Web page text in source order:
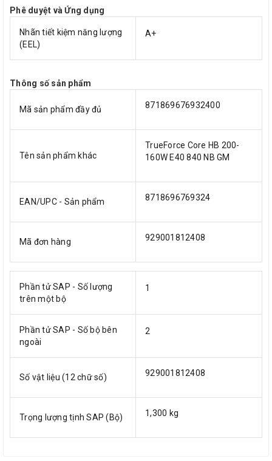
Phê duyệt và Ứng dụng
Nhãn tiết kiệm năng lượng
(EEL)
A+
Thông số sản phẩm
Mã sản phẩm đầy đủ 871869676932400
Tên sản phẩm khác
TrueForce Core HB 200-
160W E40 840 NB GM
EAN/UPC - Sản phẩm 8718696769324
Mã đơn hàng 929001812408
Phần tử SAP - Số lượng
trên một bộ
1
Phần tử SAP - Số bộ bên
ngoài
2
Số vật liệu (12 chữ số) 929001812408
Trọng lượng tịnh SAP (Bộ) 1,300 kg